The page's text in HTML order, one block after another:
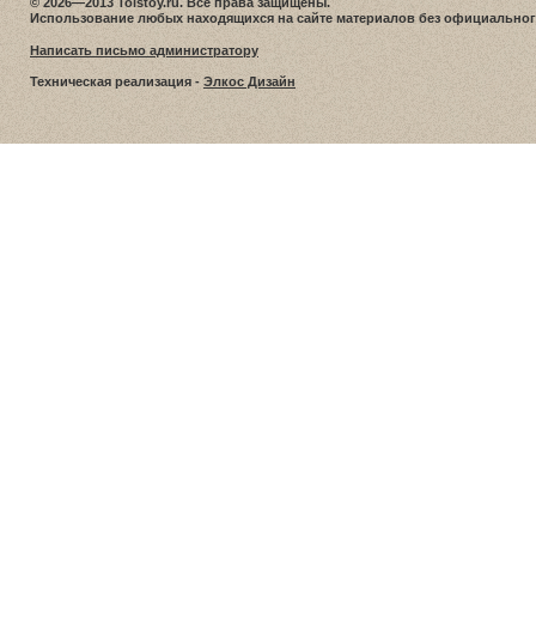
Использование любых находящихся на сайте материалов без
Написать письмо администратору
Техническая реализация - Элкос Дизайн